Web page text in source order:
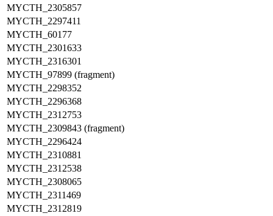
MYCTH_2305857
MYCTH_2297411
MYCTH_60177
MYCTH_2301633
MYCTH_2316301
MYCTH_97899 (fragment)
MYCTH_2298352
MYCTH_2296368
MYCTH_2312753
MYCTH_2309843 (fragment)
MYCTH_2296424
MYCTH_2310881
MYCTH_2312538
MYCTH_2308065
MYCTH_2311469
MYCTH_2312819